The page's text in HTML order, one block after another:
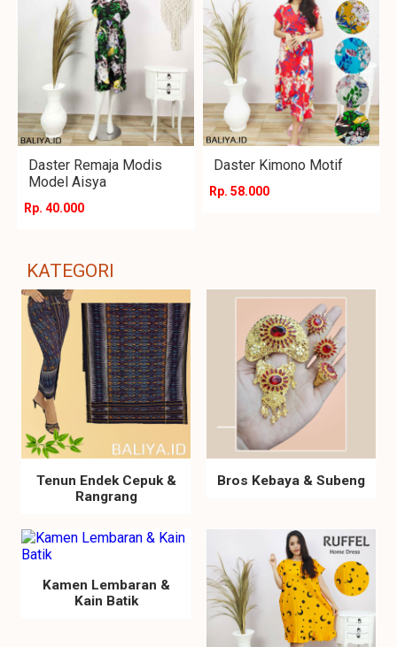
Daster Remaja Modis
Model Aisya
Rp. 40.000
Daster Kimono Motif
Rp. 58.000
KATEGORI
Tenun Endek Cepuk &
Rangrang
Bros Kebaya & Subeng
Kamen Lembaran &
Kain Batik